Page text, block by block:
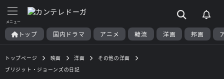
トップ 国内ドラマ アニメ 韓流 洋画 邦画
トップページ 映画 洋画
その他の洋画
ブリジット・ジョーンズの日記